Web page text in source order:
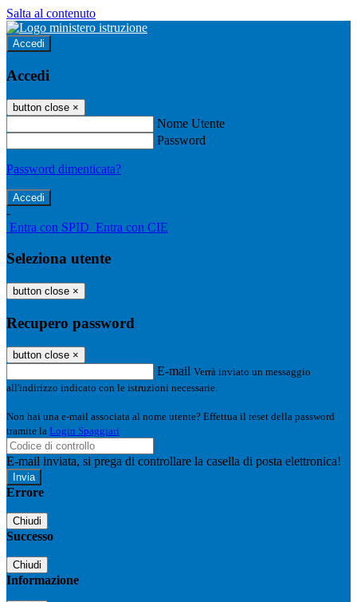
Salta al contenuto
Accedi
Accedi
button close ×
Nome Utente
Password
Password dimenticata?
-
Entra con SPID Entra con CIE
Seleziona utente
button close ×
Recupero password
button close ×
E-mail Verrà inviato un messaggio
all'indirizzo indicato con le istruzioni necessarie.
Non hai una e-mail associata al nome utente? Effettua il reset della password
tramite la Login Spaggiari
E-mail inviata, si prega di controllare la casella di posta elettronica!
Errore
Chiudi
Successo
Chiudi
Informazione